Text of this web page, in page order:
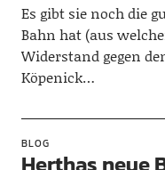
Es gibt sie noch die
Bahn hat (aus
Widerstand gegen
Köpenick…
BLOG